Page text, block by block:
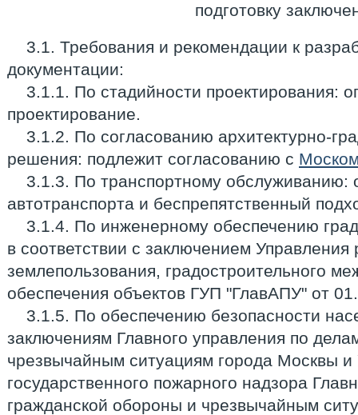
подготовку
3.1. Требования и рекомендации к
документации:
3.1.1. По стадийности проектирования:
проектирование.
3.1.2. По согласованию архитектурно-
решения: подлежит согласованию с
3.1.3. По транспортному обслуживанию:
автотранспорта и беспрепятственный
3.1.4. По инженерному обеспечению
в соответствии с заключением Управления
землепользования, градостроительного
обеспечения объектов ГУП "ГлавАПУ" от
3.1.5. По обеспечению безопасности
заключениям Главного управления по
чрезвычайным ситуациям города Москвы и
государственного пожарного надзора
гражданской обороны и чрезвычайным